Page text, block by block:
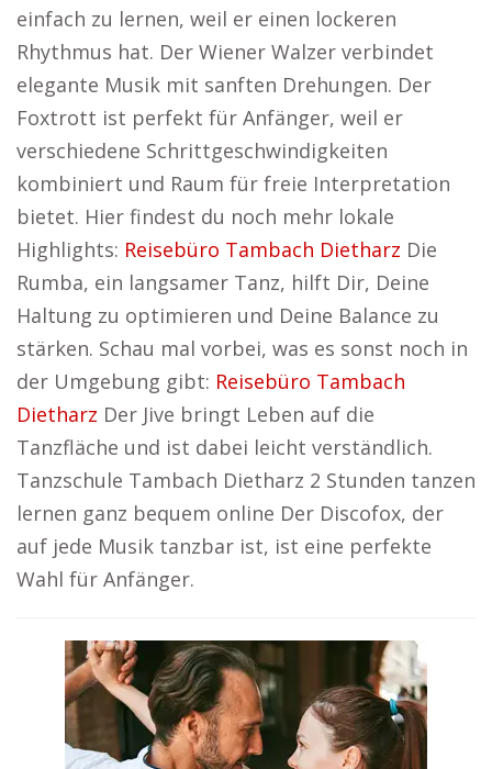
einfach zu lernen, weil er einen lockeren
Rhythmus hat. Der Wiener Walzer verbindet
elegante Musik mit sanften Drehungen. Der
Foxtrott ist perfekt für Anfänger, weil er
verschiedene Schrittgeschwindigkeiten
kombiniert und Raum für freie Interpretation
bietet. Hier findest du noch mehr lokale
Highlights: Reisebüro Tambach Dietharz Die
Rumba, ein langsamer Tanz, hilft Dir, Deine
Haltung zu optimieren und Deine Balance zu
stärken. Schau mal vorbei, was es sonst noch in
der Umgebung gibt: Reisebüro Tambach
Dietharz Der Jive bringt Leben auf die
Tanzfläche und ist dabei leicht verständlich.
Tanzschule Tambach Dietharz 2 Stunden tanzen
lernen ganz bequem online Der Discofox, der
auf jede Musik tanzbar ist, ist eine perfekte
Wahl für Anfänger.